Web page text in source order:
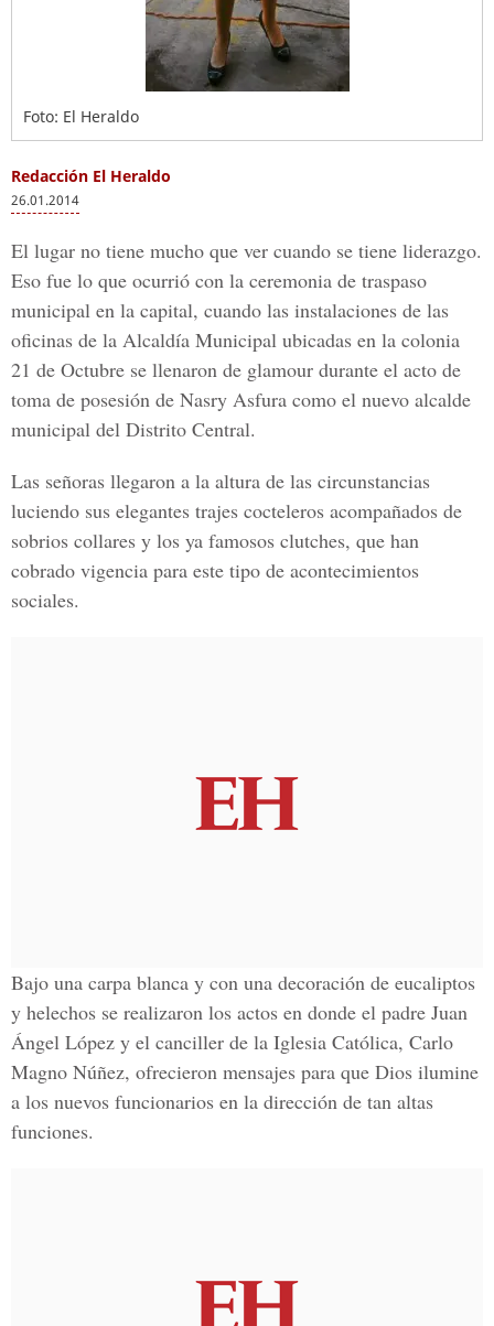
Foto: El Heraldo
Redacción El Heraldo
26.01.2014
El lugar no tiene mucho que ver cuando se tiene liderazgo.
Eso fue lo que ocurrió con la ceremonia de traspaso
municipal en la capital, cuando las instalaciones de las
oficinas de la Alcaldía Municipal ubicadas en la colonia
21 de Octubre se llenaron de glamour durante el acto de
toma de posesión de Nasry Asfura como el nuevo alcalde
municipal del Distrito Central.
Las señoras llegaron a la altura de las circunstancias
luciendo sus elegantes trajes cocteleros acompañados de
sobrios collares y los ya famosos clutches, que han
cobrado vigencia para este tipo de acontecimientos
sociales.
Bajo una carpa blanca y con una decoración de eucaliptos
y helechos se realizaron los actos en donde el padre Juan
Ángel López y el canciller de la Iglesia Católica, Carlo
Magno Núñez, ofrecieron mensajes para que Dios ilumine
a los nuevos funcionarios en la dirección de tan altas
funciones.